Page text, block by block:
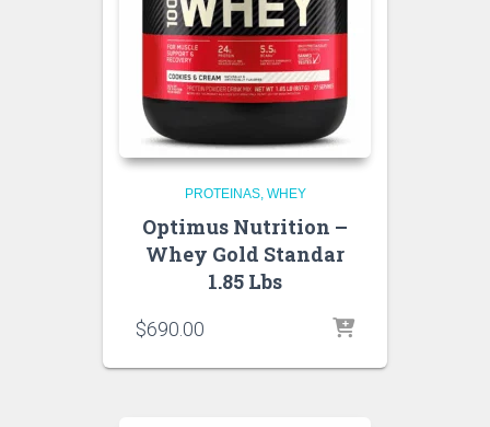
PROTEINAS WHEY
Optimus Nutrition –
Whey Gold Standar
1.85 Lbs
$690.00